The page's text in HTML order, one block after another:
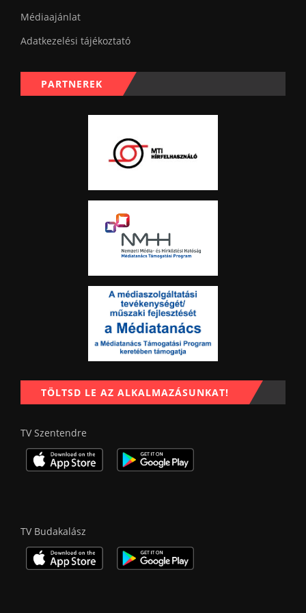
Médiaajánlat
Adatkezelési tájékoztató
PARTNEREK
TÖLTSD LE AZ ALKALMAZÁSUNKAT!
TV Szentendre
TV Budakalász